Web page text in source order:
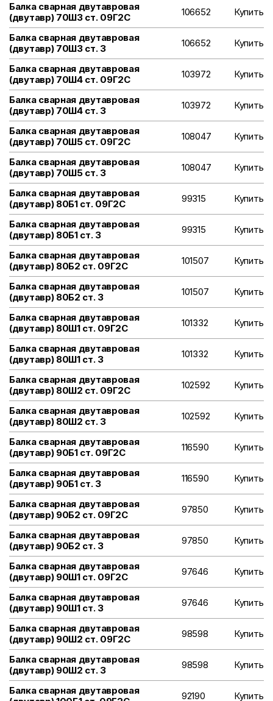
Балка сварная двутавровая
(двутавр) 70Ш3 ст. 09Г2С
106652 Купить
Балка сварная двутавровая
(двутавр) 70Ш3 ст. 3
106652 Купить
Балка сварная двутавровая
(двутавр) 70Ш4 ст. 09Г2С
103972 Купить
Балка сварная двутавровая
(двутавр) 70Ш4 ст. 3
103972 Купить
Балка сварная двутавровая
(двутавр) 70Ш5 ст. 09Г2С
108047 Купить
Балка сварная двутавровая
(двутавр) 70Ш5 ст. 3
108047 Купить
Балка сварная двутавровая
(двутавр) 80Б1 ст. 09Г2С
99315 Купить
Балка сварная двутавровая
(двутавр) 80Б1 ст. 3
99315 Купить
Балка сварная двутавровая
(двутавр) 80Б2 ст. 09Г2С
101507 Купить
Балка сварная двутавровая
(двутавр) 80Б2 ст. 3
101507 Купить
Балка сварная двутавровая
(двутавр) 80Ш1 ст. 09Г2С
101332 Купить
Балка сварная двутавровая
(двутавр) 80Ш1 ст. 3
101332 Купить
Балка сварная двутавровая
(двутавр) 80Ш2 ст. 09Г2С
102592 Купить
Балка сварная двутавровая
(двутавр) 80Ш2 ст. 3
102592 Купить
Балка сварная двутавровая
(двутавр) 90Б1 ст. 09Г2С
116590 Купить
Балка сварная двутавровая
(двутавр) 90Б1 ст. 3
116590 Купить
Балка сварная двутавровая
(двутавр) 90Б2 ст. 09Г2С
97850 Купить
Балка сварная двутавровая
(двутавр) 90Б2 ст. 3
97850 Купить
Балка сварная двутавровая
(двутавр) 90Ш1 ст. 09Г2С
97646 Купить
Балка сварная двутавровая
(двутавр) 90Ш1 ст. 3
97646 Купить
Балка сварная двутавровая
(двутавр) 90Ш2 ст. 09Г2С
98598 Купить
Балка сварная двутавровая
(двутавр) 90Ш2 ст. 3
98598 Купить
Балка сварная двутавровая
92190 Купить